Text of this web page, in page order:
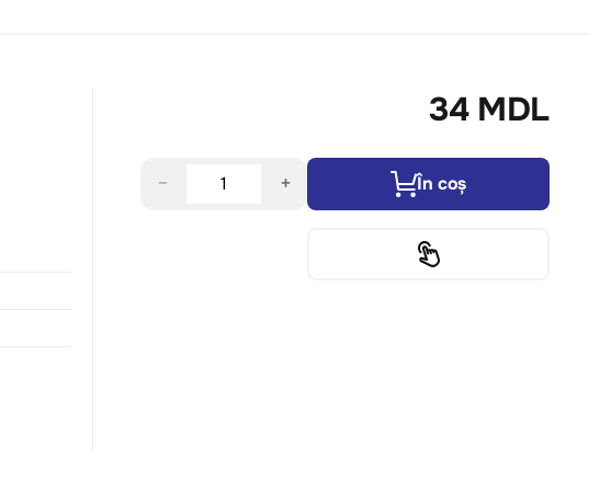
34 MDL
− + În coș